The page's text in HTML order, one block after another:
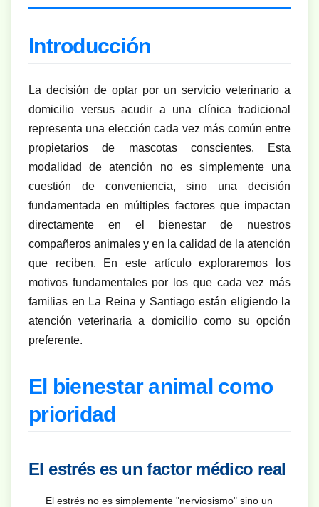
Introducción
La decisión de optar por un servicio veterinario a
domicilio versus acudir a una clínica tradicional
representa una elección cada vez más común entre
propietarios de mascotas conscientes. Esta
modalidad de atención no es simplemente una
cuestión de conveniencia, sino una decisión
fundamentada en múltiples factores que impactan
directamente en el bienestar de nuestros
compañeros animales y en la calidad de la atención
que reciben. En este artículo exploraremos los
motivos fundamentales por los que cada vez más
familias en La Reina y Santiago están eligiendo la
atención veterinaria a domicilio como su opción
preferente.
El bienestar animal como
prioridad
El estrés es un factor médico real
El estrés no es simplemente "nerviosismo" sino un